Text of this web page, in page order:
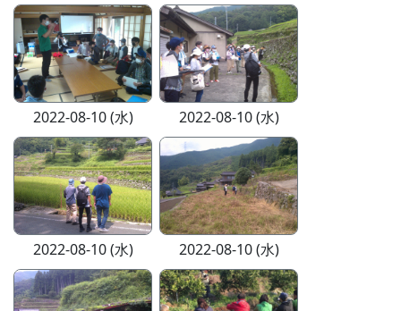
2022-08-10 (水) 2022-08-10 (水)
2022-08-10 (水) 2022-08-10 (水)